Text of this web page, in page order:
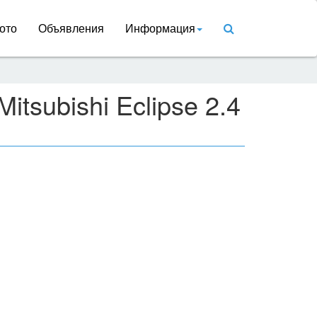
Объявления Информация
Eclipse 2.4